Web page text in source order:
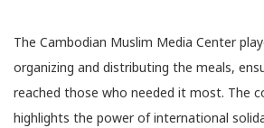
The Cambodian Muslim Media Center
organizing and distributing the meals,
reached those who needed it most. The
highlights the power of international